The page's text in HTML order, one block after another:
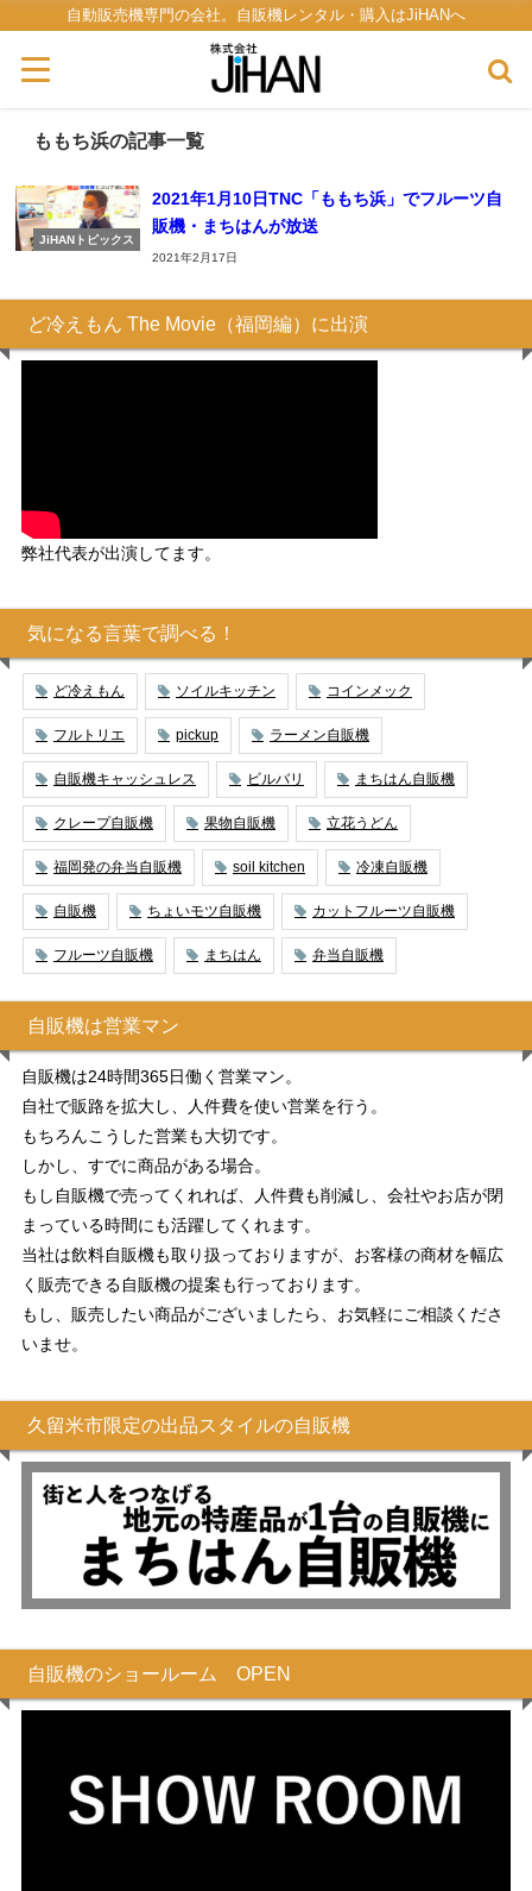
自動販売機専門の会社。自販機レンタル・購入はJiHANへ
ももち浜の記事一覧
JiHANトピックス
2021年1月10日TNC「ももち浜」でフルーツ自
販機・まちはんが放送
2021年2月17日
ど冷えもん The Movie（福岡編）に出演
弊社代表が出演してます。
気になる言葉で調べる！
ど冷えもん ソイルキッチン コインメック
フルトリエ pickup ラーメン自販機
自販機キャッシュレス ビルバリ まちはん自販機
クレープ自販機 果物自販機 立花うどん
福岡発の弁当自販機 soil kitchen 冷凍自販機
自販機 ちょいモツ自販機 カットフルーツ自販機
フルーツ自販機 まちはん 弁当自販機
自販機は営業マン
自販機は24時間365日働く営業マン。
自社で販路を拡大し、人件費を使い営業を行う。
もちろんこうした営業も大切です。
しかし、すでに商品がある場合。
もし自販機で売ってくれれば、人件費も削減し、会社やお店が閉
まっている時間にも活躍してくれます。
当社は飲料自販機も取り扱っておりますが、お客様の商材を幅広
く販売できる自販機の提案も行っております。
もし、販売したい商品がございましたら、お気軽にご相談くださ
いませ。
久留米市限定の出品スタイルの自販機
自販機のショールーム OPEN